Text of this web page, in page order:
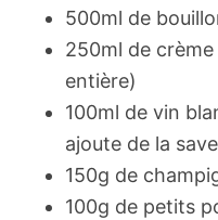
500ml de
250ml de
entière)
100ml de vin
ajoute de la
150g de
100g de petits